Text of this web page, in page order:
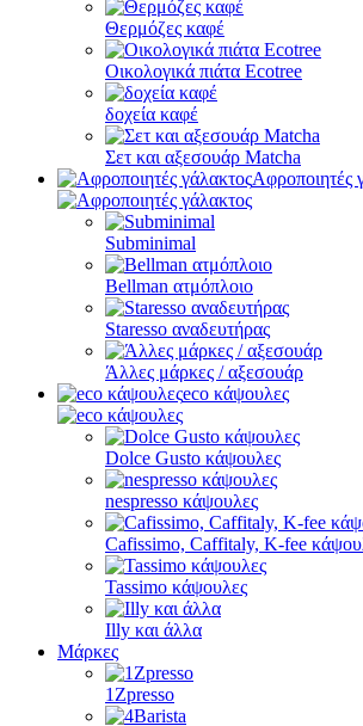
Θερμόζες καφέ
Οικολογικά πιάτα Ecotree
δοχεία καφέ
Σετ και αξεσουάρ Matcha
Αφροποιητές
Subminimal
Bellman ατμόπλοιο
Staresso αναδευτήρας
Άλλες μάρκες / αξεσουάρ
eco κάψουλες
Dolce Gusto κάψουλες
nespresso κάψουλες
Cafissimo, Caffitaly, K-fee
Tassimo κάψουλες
Illy και άλλα
Μάρκες
1Zpresso